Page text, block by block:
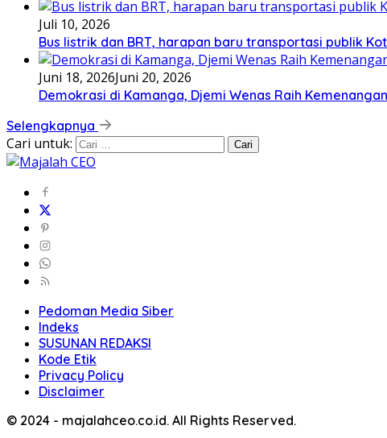
Juli 10, 2026
Bus listrik dan BRT, harapan baru transportasi publik
Juni 18, 2026Juni 20, 2026
Demokrasi di Kamanga, Djemi Wenas Raih
Selengkapnya
Cari untuk:
Pedoman Media Siber
Indeks
SUSUNAN REDAKSI
Kode Etik
Privacy Policy
Disclaimer
© 2024 - majalahceo.co.id. All Rights Reserved.